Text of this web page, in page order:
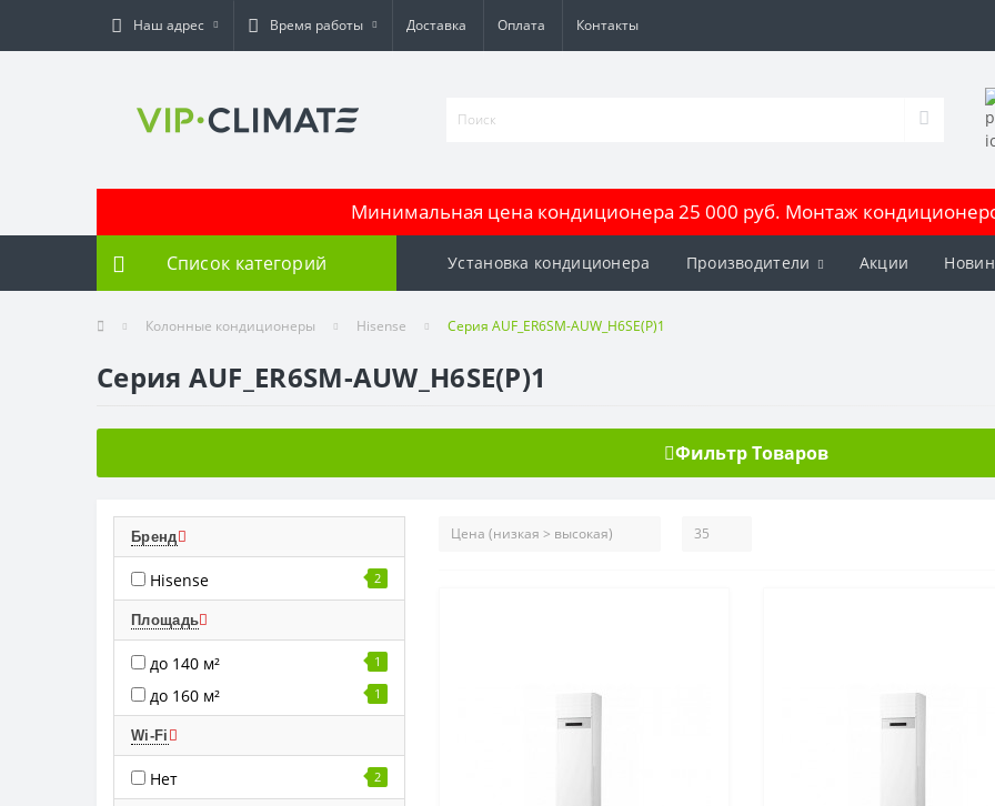
Наш адрес Время работы Доставка Оплата Контакты
Минимальная цена кондиционера 25 000 руб. Монтаж
Список категорий Установка кондиционера Производители Акции
Колонные кондиционеры Hisense Серия AUF_ER6SM-AUW_H6SE(P)1
Серия AUF_ER6SM-AUW_H6SE(P)1
Фильтр Товаров
Бренд
Hisense 2
Площадь
до 140 м² 1
до 160 м² 1
Wi-Fi
Нет 2